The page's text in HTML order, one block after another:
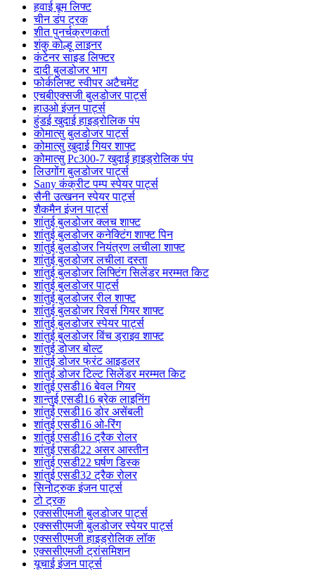
हवाई बूम लिफ्ट
चीन डंप ट्रक
शीत पुनर्चक्रणकर्ता
शंकु कोल्हू लाइनर
कंटेनर साइड लिफ्टर
दादी बुलडोजर भाग
फोर्कलिफ्ट स्वीपर अटैचमेंट
एचबीएक्सजी बुलडोजर पार्ट्स
हाउओ इंजन पार्ट्स
हुंडई खुदाई हाइड्रोलिक पंप
कोमात्सु बुलडोजर पार्ट्स
कोमात्सु खुदाई गियर शाफ्ट
कोमात्सु Pc300-7 खुदाई हाइड्रोलिक पंप
लिउगोंग बुलडोजर पार्ट्स
Sany कंक्रीट पम्प स्पेयर पार्ट्स
सैनी उत्खनन स्पेयर पार्ट्स
शैकमैन इंजन पार्ट्स
शांतुई बुलडोजर क्लच शाफ्ट
शांतुई बुलडोजर कनेक्टिंग शाफ्ट पिन
शांतुई बुलडोजर नियंत्रण लचीला शाफ्ट
शांतुई बुलडोजर लचीला दस्ता
शांतुई बुलडोजर लिफ्टिंग सिलेंडर मरम्मत किट
शांतुई बुलडोजर पार्ट्स
शांतुई बुलडोजर रील शाफ्ट
शांतुई बुलडोजर रिवर्स गियर शाफ्ट
शांतुई बुलडोजर स्पेयर पार्ट्स
शांतुई बुलडोजर विंच ड्राइव शाफ्ट
शांतुई डोजर बोल्ट
शांतुई डोजर फ्रंट आइडलर
शांतुई डोजर टिल्ट सिलेंडर मरम्मत किट
शांतुई एसडी16 बेवल गियर
शान्तुई एसडी16 ब्रेक लाइनिंग
शांतुई एसडी16 डोर असेंबली
शांतुई एसडी16 ओ-रिंग
शांतुई एसडी16 ट्रैक रोलर
शांतुई एसडी22 असर आस्तीन
शांतुई एसडी22 घर्षण डिस्क
शांतुई एसडी32 ट्रैक रोलर
सिनोट्रुक इंजन पार्ट्स
टो ट्रक
एक्ससीएमजी बुलडोजर पार्ट्स
एक्ससीएमजी बुलडोजर स्पेयर पार्ट्स
एक्ससीएमजी हाइड्रोलिक लॉक
एक्ससीएमजी ट्रांसमिशन
यूचाई इंजन पार्ट्स